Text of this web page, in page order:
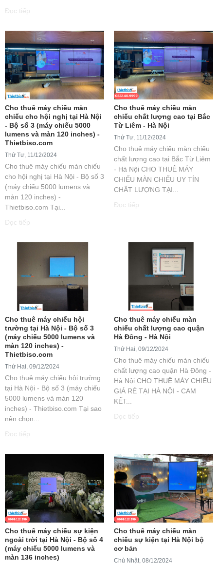
Đọc tiếp
Cho thuê máy chiếu màn
chiếu cho hội nghị tại Hà Nội
- Bộ số 3 (máy chiếu 5000
lumens và màn 120 inches) -
Thietbiso.com
Thứ Tư, 11/12/2024
Cho thuê máy chiếu màn chiếu
cho hội nghị tại Hà Nội - Bộ số 3
(máy chiếu 5000 lumens và
màn 120 inches) -
Thietbiso.com Tại...
Đọc tiếp
Cho thuê máy chiếu màn
chiếu chất lượng cao tại Bắc
Từ Liêm - Hà Nội
Thứ Tư, 11/12/2024
Cho thuê máy chiếu màn chiếu
chất lượng cao tại Bắc Từ Liêm
- Hà Nội CHO THUÊ MÁY
CHIẾU MÀN CHIẾU UY TÍN
CHẤT LƯỢNG TẠI...
Đọc tiếp
Cho thuê máy chiếu hội
trường tại Hà Nội - Bộ số 3
(máy chiếu 5000 lumens và
màn 120 inches) -
Thietbiso.com
Thứ Hai, 09/12/2024
Cho thuê máy chiếu hội trường
tại Hà Nội - Bộ số 3 (máy chiếu
5000 lumens và màn 120
inches) - Thietbiso.com Tại sao
nên chọn...
Đọc tiếp
Cho thuê máy chiếu màn
chiếu chất lượng cao quận
Hà Đông - Hà Nội
Thứ Hai, 09/12/2024
Cho thuê máy chiếu màn chiếu
chất lượng cao quận Hà Đông -
Hà Nội CHO THUÊ MÁY CHIẾU
GIÁ RẺ TẠI HÀ NỘI - CAM
KẾT...
Đọc tiếp
Cho thuê máy chiếu sự kiện
ngoài trời tại Hà Nội - Bộ số 4
(máy chiếu 5000 lumens và
màn 136 inches)
Cho thuê máy chiếu màn
chiếu sự kiện tại Hà Nội bộ
cơ bản
Chủ Nhật, 08/12/2024